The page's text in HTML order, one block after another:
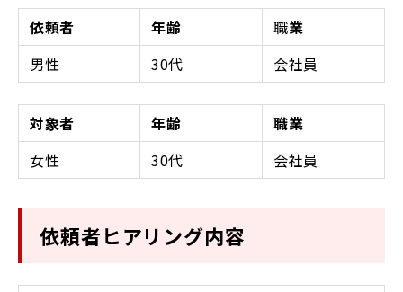
依頼者 年齢 職業
男性
30代 会社員
対象者 年齢
職業
女性
30代 会社員
依頼者ヒアリング内容